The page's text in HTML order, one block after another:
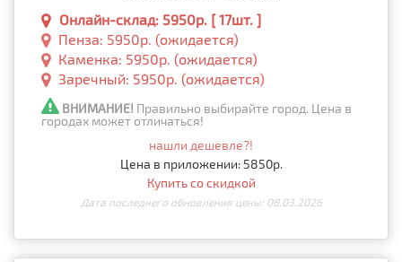
Онлайн-склад: 5950р. [ 17шт. ]
Пенза: 5950р. (ожидается)
Каменка: 5950р. (ожидается)
Заречный: 5950р. (ожидается)
ВНИМАНИЕ! Правильно выбирайте город. Цена в
городах может отличаться!
нашли дешевле?!
Цена в приложении: 5850р.
Купить со скидкой
Дата последнего обновления цены: 08.03.2026